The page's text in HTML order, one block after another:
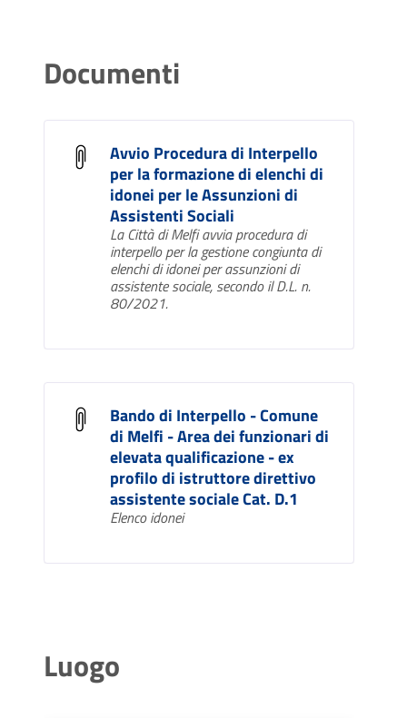
Documenti
Avvio Procedura di Interpello
per la formazione di elenchi di
idonei per le Assunzioni di
Assistenti Sociali
La Città di Melfi avvia procedura di
interpello per la gestione congiunta di
elenchi di idonei per assunzioni di
assistente sociale, secondo il D.L. n.
80/2021.
Bando di Interpello - Comune
di Melfi - Area dei funzionari di
elevata qualificazione - ex
profilo di istruttore direttivo
assistente sociale Cat. D.1
Elenco idonei
Luogo